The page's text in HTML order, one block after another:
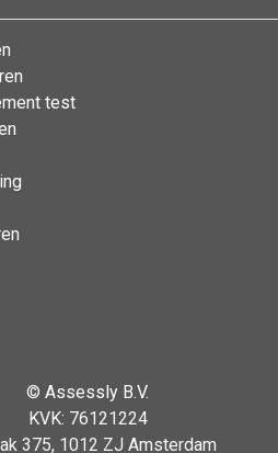
test
© Assessly B.V.
KVK: 76121224
375, 1012 ZJ Amsterdam